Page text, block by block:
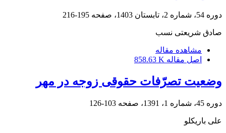
دوره 54، شماره 2، تابستان 1403، صفحه 195-216
صادق شریعتی‏ نسب
مشاهده مقاله
اصل مقاله 858.63 K
وضعیت تصرّفات حقوقی زوجه در مهر
دوره 45، شماره 1، 1391، صفحه 103-126
علی باریکلو